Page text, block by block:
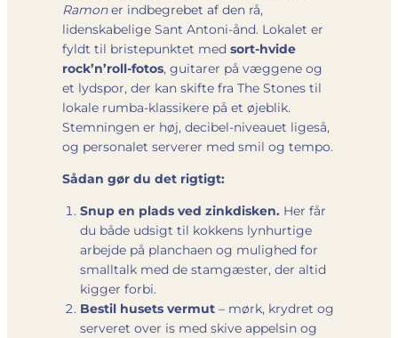
Ramoner indbegrebet af den rå,
lidenskabelige Sant Antoni-ånd. Lokalet er
fyldt til bristepunktet med sort-hvide
rock’n’roll-fotos, guitarer på væggene og
et lydspor, der kan skifte fra The Stones til
lokale rumba-klassikere på et øjeblik.
Stemningen er høj, decibel-niveauet ligeså,
og personalet serverer med smil og tempo.
Sådan gør du det rigtigt:
Snup en plads ved zinkdisken. Her får
du både udsigt til kokkens lynhurtige
arbejde på planchaen og mulighed for
smalltalk med de stamgæster, der altid
kigger forbi.
Bestil husets vermut – mørk, krydret og
serveret over is med skive appelsin og